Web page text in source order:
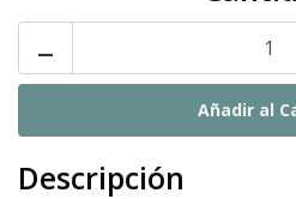
-
Descripción